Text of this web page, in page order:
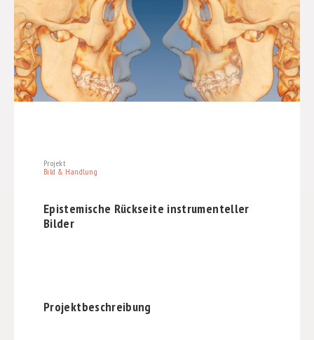
Projekt
Bild & Handlung
Epistemische Rückseite instrumenteller
Bilder
Projektbeschreibung